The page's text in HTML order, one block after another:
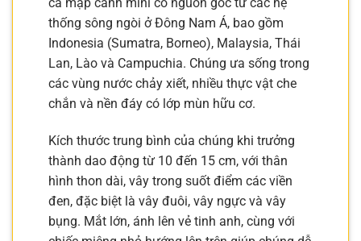
thống sông ngòi ở Đông Nam Á, bao gồm
Indonesia (Sumatra, Borneo), Malaysia, Thái
Lan, Lào và Campuchia. Chúng ưa sống trong
các vùng nước chảy xiết, nhiều thực vật che
chắn và nền đáy có lớp mùn hữu cơ.
Kích thước trung bình của chúng khi trưởng
thành dao động từ 10 đến 15 cm, với thân
hình thon dài, vây trong suốt điểm các viền
đen, đặc biệt là vây đuôi, vây ngực và vây
bụng. Mắt lớn, ánh lên vẻ tinh anh, cùng với